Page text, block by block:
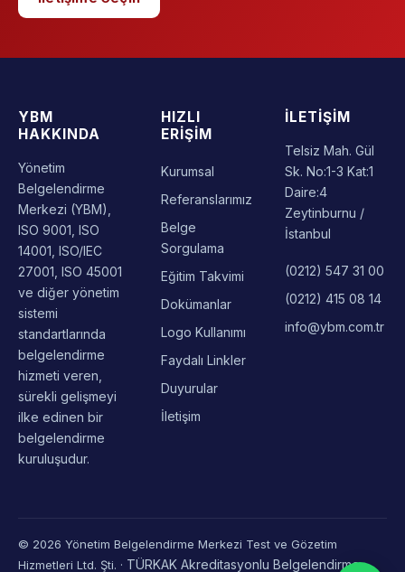
İletişime Geçin
YBM
HAKKINDA
Yönetim
Belgelendirme
Merkezi (YBM),
ISO 9001, ISO
14001, ISO/IEC
27001, ISO 45001
ve diğer yönetim
sistemi
standartlarında
belgelendirme
hizmeti veren,
sürekli gelişmeyi
ilke edinen bir
belgelendirme
HIZLI
Kurumsal
Referanslarımız
Belge
Sorgulama
Eğitim Takvimi
Dokümanlar
Logo Kullanımı
Faydalı Linkler
Duyurular
İLETIŞIM
Telsiz Mah. Gül
Sk. No:1-3 Kat:1
Daire:4
Zeytinburnu /
(0212) 547 31 00
(0212) 415 08 14
© 2026 Yönetim Belgelendirme Merkezi Test ve Gözetim